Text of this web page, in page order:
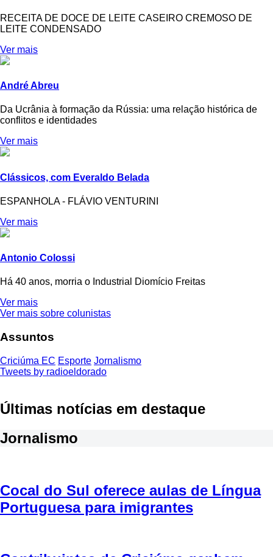
RECEITA DE DOCE DE LEITE CASEIRO CREMOSO DE
LEITE CONDENSADO
Ver mais
André Abreu
Da Ucrânia à formação da Rússia: uma relação histórica de
conflitos e identidades
Ver mais
Clássicos, com Everaldo Belada
ESPANHOLA - FLÁVIO VENTURINI
Ver mais
Antonio Colossi
Há 40 anos, morria o Industrial Diomício Freitas
Ver mais
Ver mais sobre colunistas
Assuntos
Criciúma EC Esporte Jornalismo
Tweets by radioeldorado
Últimas notícias em destaque
Jornalismo
Cocal do Sul oferece aulas de Língua
Portuguesa para imigrantes